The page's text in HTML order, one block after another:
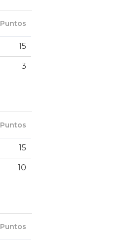
Puntos
15
3
Puntos
15
10
Puntos